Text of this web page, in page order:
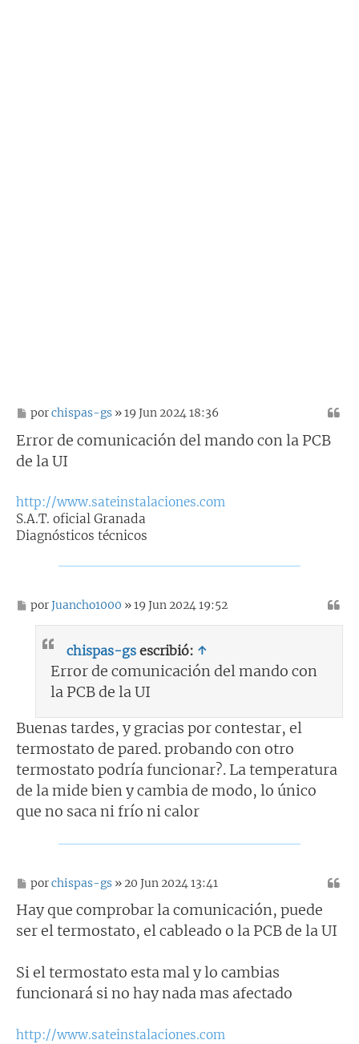
M
n
a
porchispas-gs » 19 Jun 2024 18:36
Error de comunicación del mando con la PCB
de la UI
http://www.sateinstalaciones.com
S.A.T. oficial Granada
Diagnósticos técnicos
M
porJuancho1000 » 19 Jun 2024 19:52
chispas-gs escribió: ↑
Error de comunicación del mando con
la PCB de la UI
Buenas tardes, y gracias por contestar, el
termostato de pared. probando con otro
termostato podría funcionar?. La temperatura
de la mide bien y cambia de modo, lo único
que no saca ni frío ni calor
M
n
a
porchispas-gs » 20 Jun 2024 13:41
Hay que comprobar la comunicación, puede
ser el termostato, el cableado o la PCB de la UI
Si el termostato esta mal y lo cambias
funcionará si no hay nada mas afectado
http://www.sateinstalaciones.com